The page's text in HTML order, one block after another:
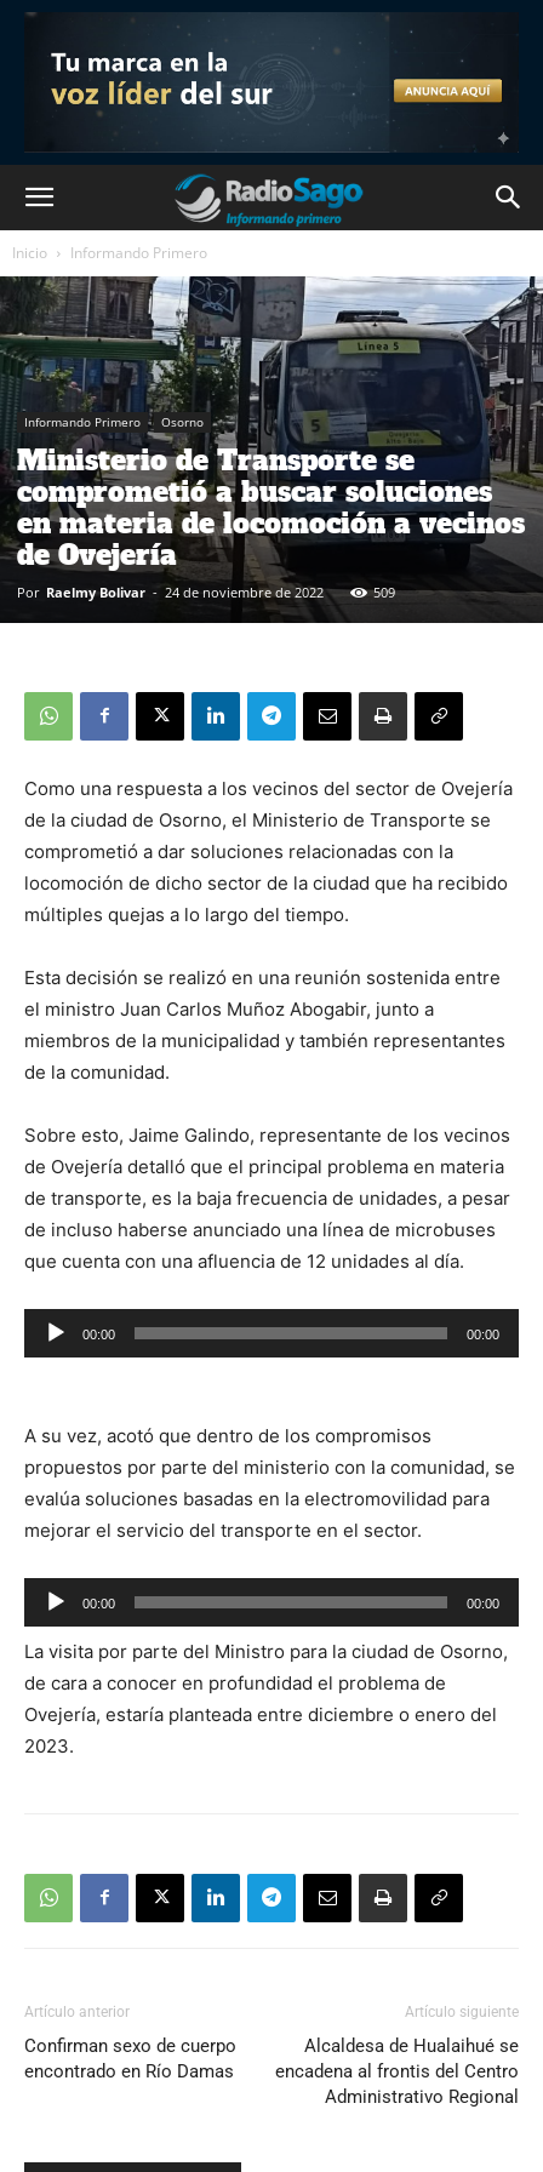
Inicio Informando Primero
Informando Primero Osorno
Ministerio de Transporte se
comprometió a buscar soluciones
en materia de locomoción a vecinos
de Ovejería
Por Raelmy Bolivar - 24 de noviembre de 2022 509
Como una respuesta a los vecinos del sector de Ovejería
de la ciudad de Osorno, el Ministerio de Transporte se
comprometió a dar soluciones relacionadas con la
locomoción de dicho sector de la ciudad que ha recibido
múltiples quejas a lo largo del tiempo.
Esta decisión se realizó en una reunión sostenida entre
el ministro Juan Carlos Muñoz Abogabir, junto a
miembros de la municipalidad y también representantes
de la comunidad.
Sobre esto, Jaime Galindo, representante de los vecinos
de Ovejería detalló que el principal problema en materia
de transporte, es la baja frecuencia de unidades, a pesar
de incluso haberse anunciado una línea de microbuses
que cuenta con una afluencia de 12 unidades al día.
Reproductor
de
00:00 00:00
A su vez, acotó que dentro de los compromisos
propuestos por parte del ministerio con la comunidad, se
evalúa soluciones basadas en la electromovilidad para
mejorar el servicio del transporte en el sector.
Reproductor
de
audio
00:00 00:00
La visita por parte del Ministro para la ciudad de Osorno,
de cara a conocer en profundidad el problema de
Ovejería, estaría planteada entre diciembre o enero del
2023.
Artículo anterior
Confirman sexo de cuerpo
encontrado en Río Damas
Artículo siguiente
Alcaldesa de Hualaihué se
encadena al frontis del Centro
Administrativo Regional